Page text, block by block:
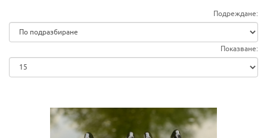
Подреждане:
Показване: